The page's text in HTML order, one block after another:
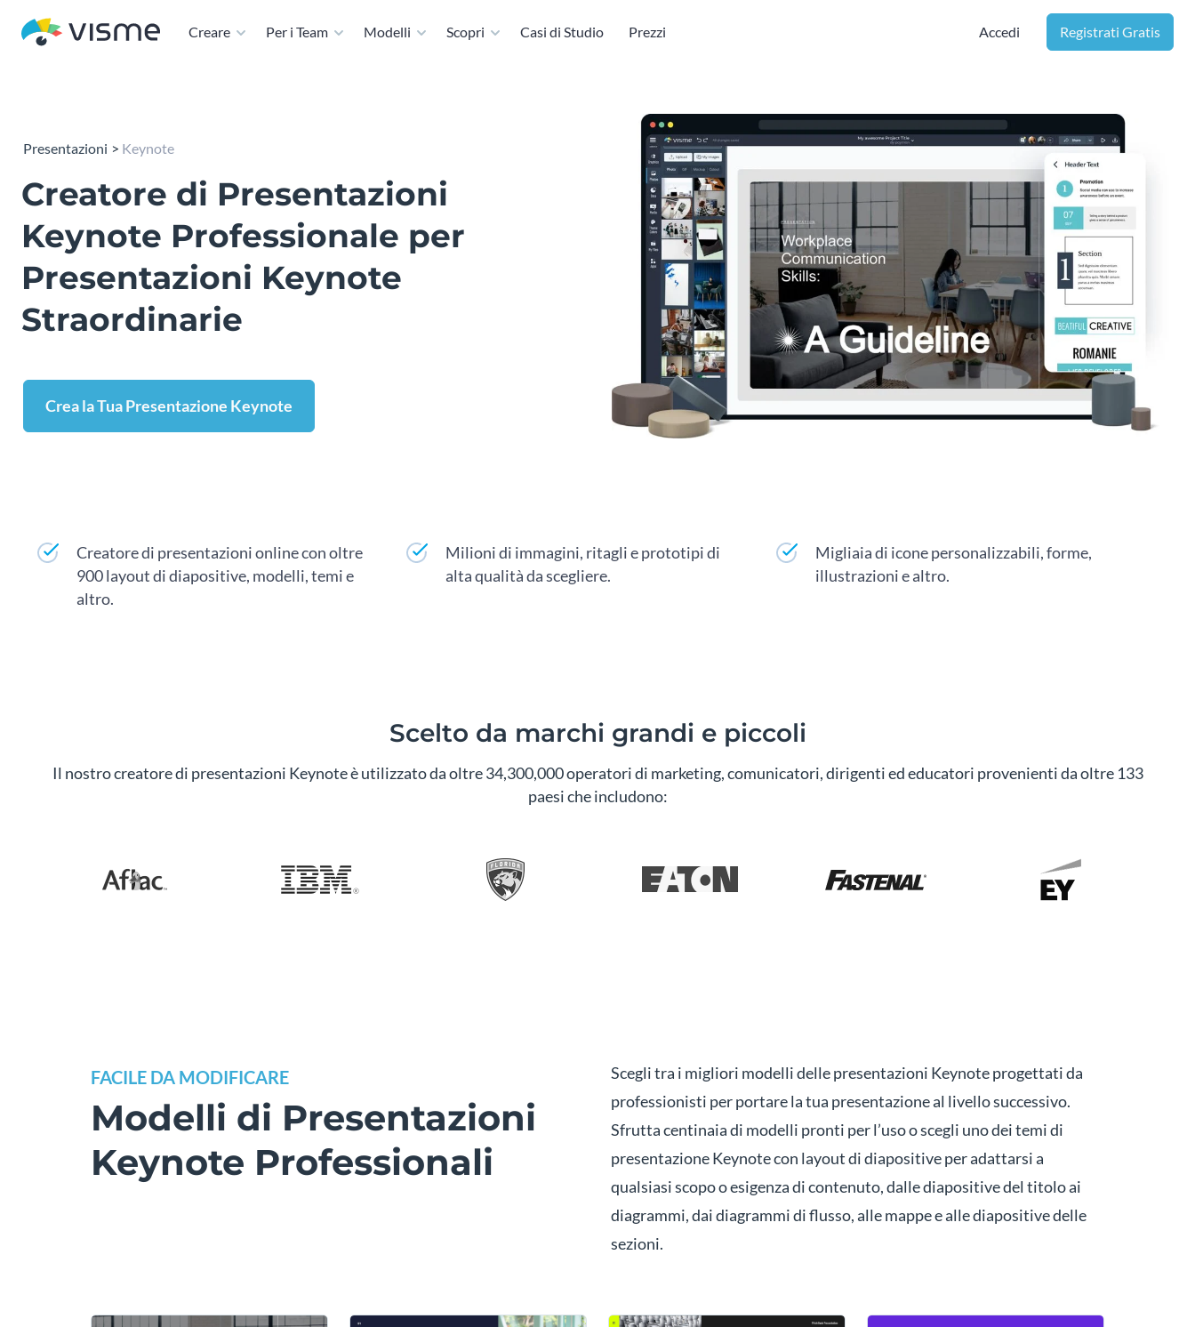
Creare Per i Team Modelli Scopri Casi di Studio Prezzi Accedi Registrati Gratis
Presentazioni Keynote
Creatore di Presentazioni
Keynote Professionale per
Presentazioni Keynote
Straordinarie
Crea la Tua Presentazione Keynote
Creatore di presentazioni online con oltre
900 layout di diapositive, modelli, temi e
altro.
Milioni di immagini, ritagli e prototipi di
alta qualità da scegliere.
Migliaia di icone personalizzabili, forme,
illustrazioni e altro.
Scelto da marchi grandi e piccoli
Il nostro creatore di presentazioni Keynote è utilizzato da oltre 34,300,000 operatori di marketing, comunicatori, dirigenti ed educatori provenienti da oltre 133
paesi che includono:
FACILE DA MODIFICARE
Modelli di Presentazioni
Keynote Professionali
Scegli tra i migliori modelli delle presentazioni Keynote progettati da
professionisti per portare la tua presentazione al livello successivo.
Sfrutta centinaia di modelli pronti per l’uso o scegli uno dei temi di
presentazione Keynote con layout di diapositive per adattarsi a
qualsiasi scopo o esigenza di contenuto, dalle diapositive del titolo ai
diagrammi, dai diagrammi di flusso, alle mappe e alle diapositive delle
sezioni.